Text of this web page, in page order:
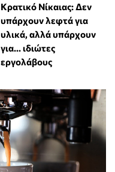
Κρατικό Νίκαιας: Δεν
υπάρχουν λεφτά για
υλικά, αλλά υπάρχουν
για... ιδιώτες
εργολάβους